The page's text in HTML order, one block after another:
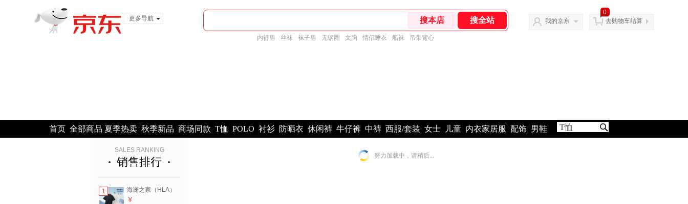
更多导航
内裤男 丝袜 袜子男 无钢圈 文胸 情侣睡衣 船袜 吊带背心
我的京东
0
去购物车结算
首页 全部商品 夏季热卖 秋季新品 商场同款 T恤 POLO 衬衫 防晒衣 休闲裤 牛仔裤 中裤 西服/套装 女士 儿童 内衣家居服 配饰 男鞋
SALES RANKING
销售排行
1
海澜之家（HLA）
POLO衫男马年凉感
￥
努力加载中，请稍后...